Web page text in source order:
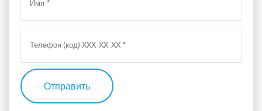
Отправить